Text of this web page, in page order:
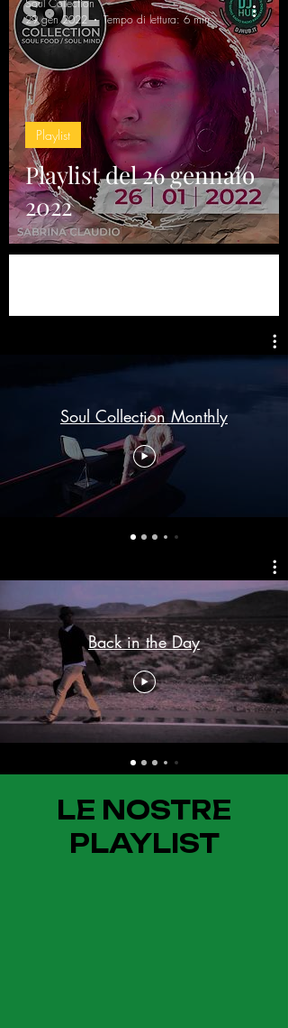
Playlist del 26 gennaio
2022
Playlist
Soul Collection
29 gen 2022
Tempo di lettura: 6 min
Soul Collection Monthly
Back in the Day
LE NOSTRE
PLAYLIST